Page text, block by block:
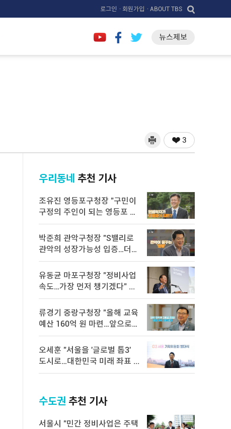
로그인 · 회원가입 · ABOUT TBS
뉴스제보
3
우리동네 추천 기사
조유진 영등포구청장 "구민이
구정의 주인이 되는 영등포 만
들 ...
박준희 관악구청장 "S밸리로
관악의 성장가능성 입증…더욱
속 ...
유동균 마포구청장 "정비사업
속도…가장 먼저 챙기겠다" ...
류경기 중랑구청장 "올해 교육
예산 160억 원 마련…앞으로도
...
오세훈 "서울을 '글로벌 톱3'
도시로…대한민국 미래 좌표 ...
수도권 추천 기사
서울시 "민간 정비사업은 주택